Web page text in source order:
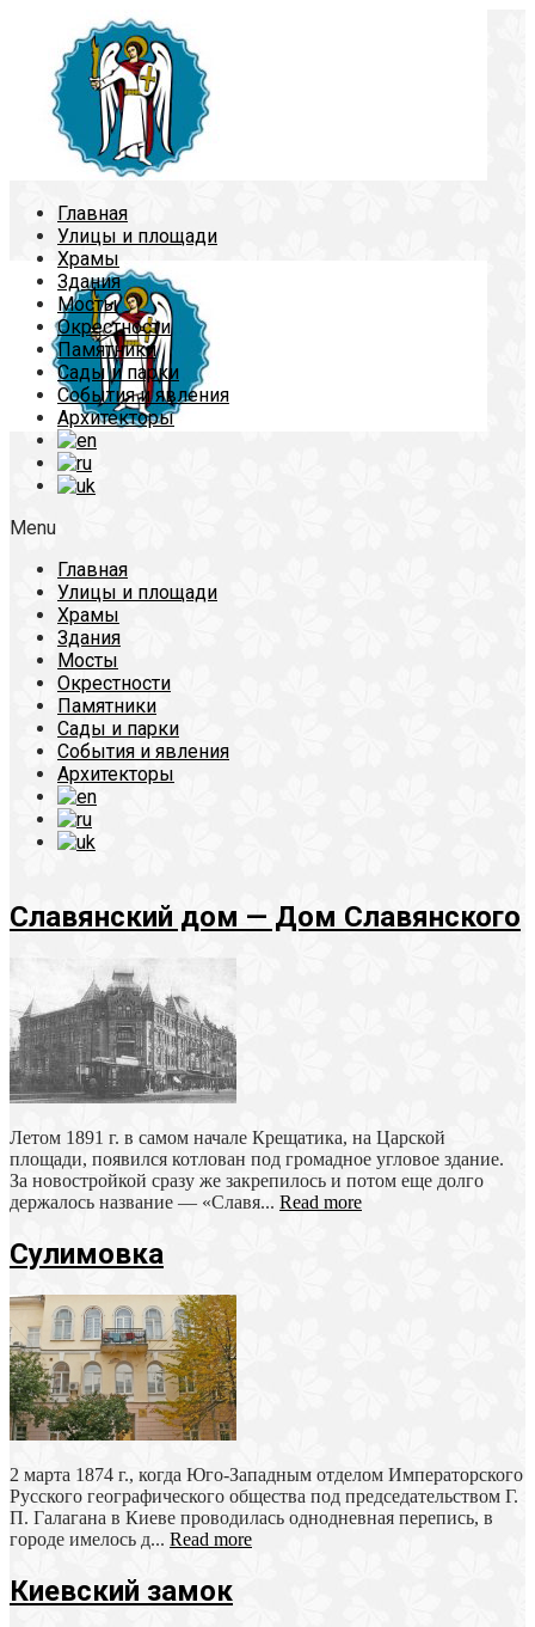
Главная
Улицы и площади
Храмы
Здания
Мосты
Окрестности
Памятники
Сады и парки
События и явления
Архитекторы
Menu
Главная
Улицы и площади
Храмы
Здания
Мосты
Окрестности
Памятники
Сады и парки
События и явления
Архитекторы
Славянский дом — Дом Славянского
Летом 1891 г. в самом начале Крещатика, на Царской
площади, появился котлован под громадное угловое здание.
За новостройкой сразу же закрепилось и потом еще долго
держалось название — «Славя... Read more
Сулимовка
2 марта 1874 г., когда Юго-Западным отделом Императорского
Русского географического общества под председательством Г.
П. Галагана в Киеве проводилась однодневная перепись, в
городе имелось д... Read more
Киевский замок